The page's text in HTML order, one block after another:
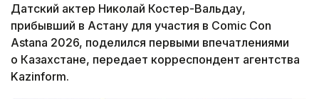
Датский актер Николай Костер-Вальдау,
прибывший в Астану для участия в Comic Con
Astana 2026, поделился первыми впечатлениями
о Казахстане, передает корреспондент агентства
Kazinform.